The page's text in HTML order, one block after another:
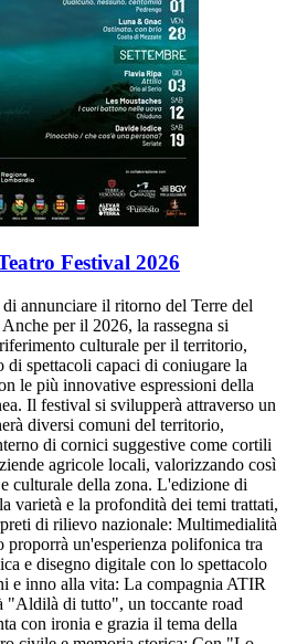
Festival 2026
annunciare il ritorno del Terre del
per il 2026, la rassegna si
culturale per il territorio,
spettacoli capaci di coniugare la
le più innovative espressioni della
Il festival si svilupperà attraverso un
diversi comuni del territorio,
di cornici suggestive come cortili
agricole locali, valorizzando così
culturale della zona. L'edizione di
varietà e la profondità dei temi trattati,
di rilievo nazionale: Multimedialità
proporrà un'esperienza polifonica tra
e disegno digitale con lo spettacolo
e inno alla vita: La compagnia ATIR
"Aldilà di tutto", un toccante road
con ironia e grazia il tema della